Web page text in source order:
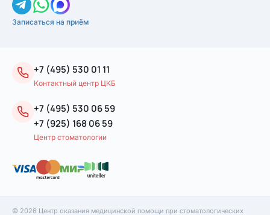
Записаться на приём
+7 (495) 530 01 11
Контактный центр ЦКБ
+7 (495) 530 06 59
+7 (925) 168 06 59
Центр стоматологии
© 2026 Центр оказания медицинской помощи при стоматологических